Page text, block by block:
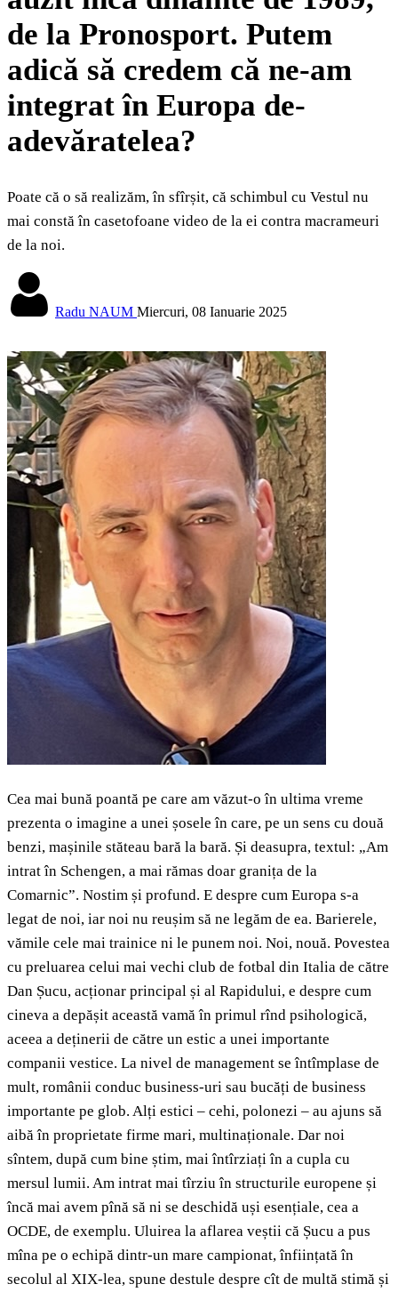
de la Pronosport. Putem
adică să credem că ne-am
integrat în Europa de-
adevăratelea?
Poate că o să realizăm, în sfîrșit, că schimbul cu Vestul nu
mai constă în casetofoane video de la ei contra macrameuri
de la noi.
Radu NAUM Miercuri, 08 Ianuarie 2025
Cea mai bună poantă pe care am văzut-o în ultima vreme
prezenta o imagine a unei șosele în care, pe un sens cu două
benzi, mașinile stăteau bară la bară. Și deasupra, textul: „Am
intrat în Schengen, a mai rămas doar granița de la
Comarnic”. Nostim și profund. E despre cum Europa s-a
legat de noi, iar noi nu reușim să ne legăm de ea. Barierele,
vămile cele mai trainice ni le punem noi. Noi, nouă. Povestea
cu preluarea celui mai vechi club de fotbal din Italia de către
Dan Șucu, acționar principal și al Rapidului, e despre cum
cineva a depășit această vamă în primul rînd psihologică,
aceea a deținerii de către un estic a unei importante
companii vestice. La nivel de management se întîmplase de
mult, românii conduc business-uri sau bucăți de business
importante pe glob. Alți estici – cehi, polonezi – au ajuns să
aibă în proprietate firme mari, multinaționale. Dar noi
sîntem, după cum bine știm, mai întîrziați în a cupla cu
mersul lumii. Am intrat mai tîrziu în structurile europene și
încă mai avem pînă să ni se deschidă uși esențiale, cea a
OCDE, de exemplu. Uluirea la aflarea veștii că Șucu a pus
mîna pe o echipă dintr-un mare campionat, înființată în
secolul al XIX-lea, spune destule despre cît de multă stimă și